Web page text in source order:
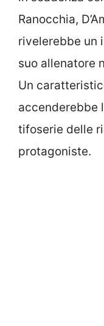
Ranocchia,
rivelerebbe un
suo allenatore
Un
accenderebbe
tifoserie delle
protagoniste.